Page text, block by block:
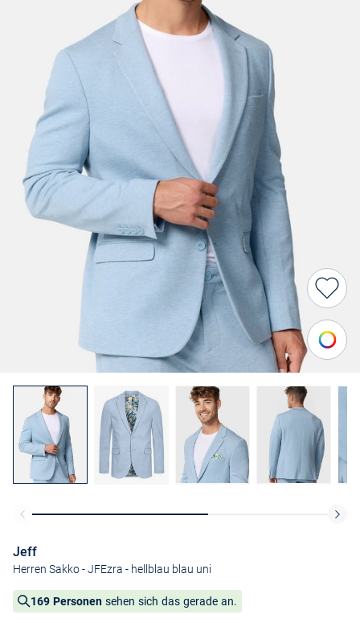
Jeff
Herren Sakko - JFEzra - hellblau blau uni
169 Personen sehen sich das gerade an.